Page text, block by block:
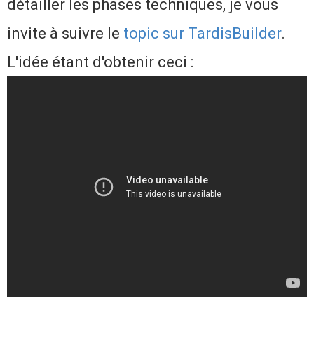
détailler les phases techniques, je vous
invite à suivre le topic sur TardisBuilder.
L'idée étant d'obtenir ceci :